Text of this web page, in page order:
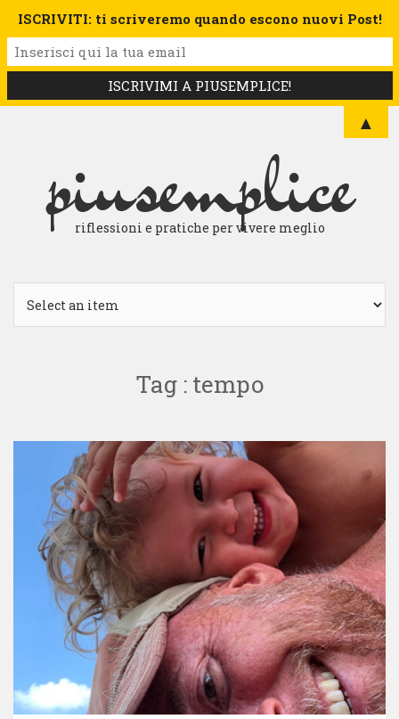
piusemplice
riflessioni e pratiche per vivere meglio
Tag : tempo
ISCRIVITI: ti scriveremo quando escono nuovi Post!
▲